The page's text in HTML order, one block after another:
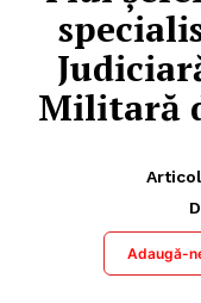
Militară
Adaugă-